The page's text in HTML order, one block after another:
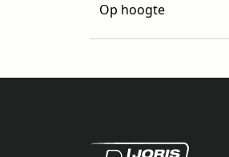
Op hoogte